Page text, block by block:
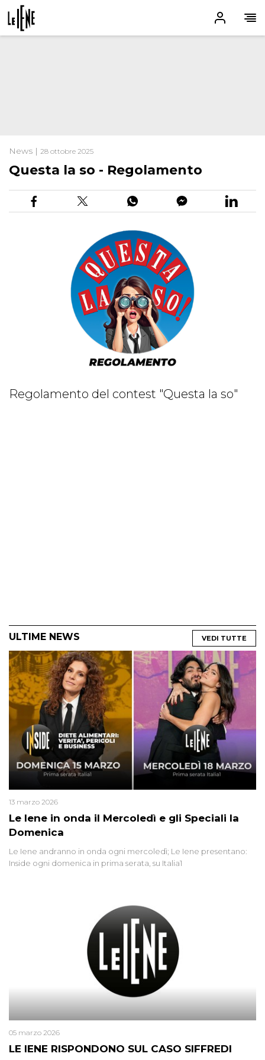
News | 28 ottobre 2025
Questa la so - Regolamento
Regolamento del contest "Questa la so"
ULTIME NEWS VEDI TUTTE
Le Iene in onda il Mercoledì e gli Speciali la
Domenica
13 marzo 2026
Le Iene andranno in onda ogni mercoledì; Le Iene presentano:
Inside ogni domenica in prima serata, su Italia1
LE IENE RISPONDONO SUL CASO SIFFREDI
05 marzo 2026